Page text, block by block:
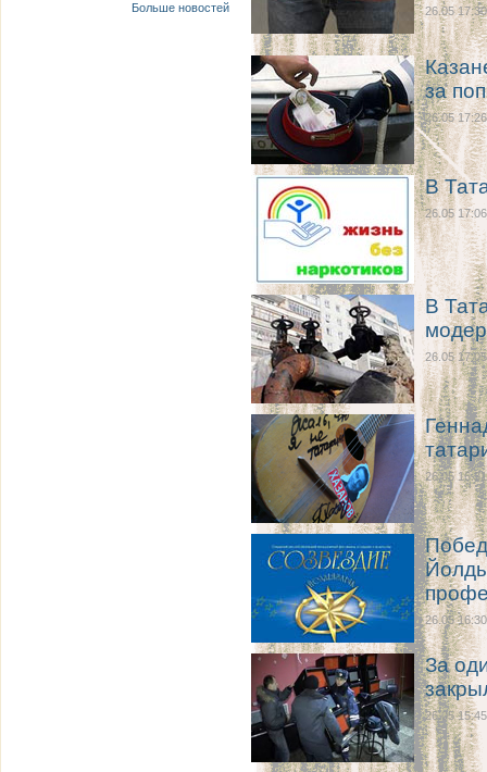
Больше новостей 26.05 17:30
за
26.05 17:26
В
26.05 17:06
В
26.05 17:05
26.05 16:31
26.05 16:30
За
26.05 15:45